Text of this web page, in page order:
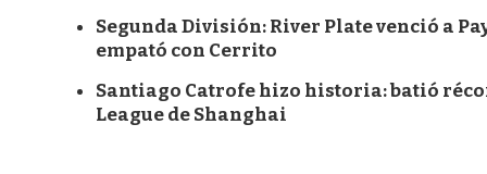
Segunda División: River Plate venció a
empató con Cerrito
Santiago Catrofe hizo historia: batió
League de Shanghai